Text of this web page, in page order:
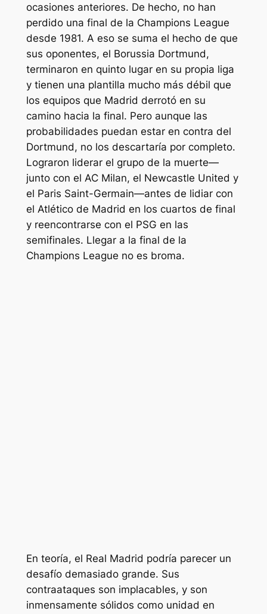
ocasiones anteriores. De hecho, no han
perdido una final de la Champions League
desde 1981. A eso se suma el hecho de que
sus oponentes, el Borussia Dortmund,
terminaron en quinto lugar en su propia liga
y tienen una plantilla mucho más débil que
los equipos que Madrid derrotó en su
camino hacia la final. Pero aunque las
probabilidades puedan estar en contra del
Dortmund, no los descartaría por completo.
Lograron liderar el grupo de la muerte—
junto con el AC Milan, el Newcastle United y
el Paris Saint-Germain—antes de lidiar con
el Atlético de Madrid en los cuartos de final
y reencontrarse con el PSG en las
semifinales. Llegar a la final de la
Champions League no es broma.
En teoría, el Real Madrid podría parecer un
desafío demasiado grande. Sus
contraataques son implacables, y son
inmensamente sólidos como unidad en